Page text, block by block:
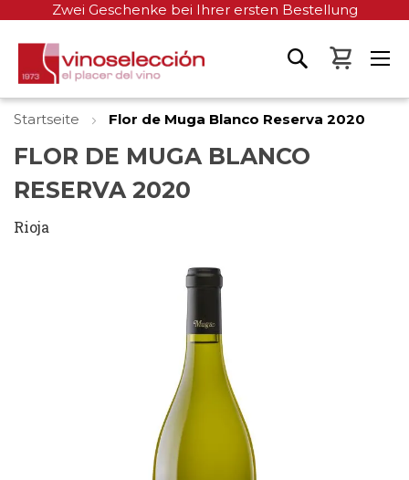
Zwei Geschenke bei Ihrer ersten Bestellung
Mein
Startseite Flor de Muga Blanco Reserva 2020
FLOR DE MUGA BLANCO
RESERVA 2020
Rioja